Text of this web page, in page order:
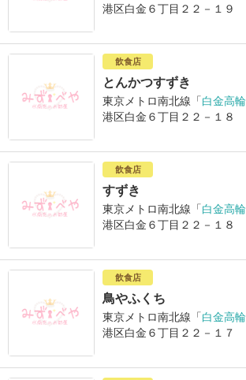
港区白金６丁目２２－１９
飲食店
とんかつすずき
東京メトロ南北線「白金高輪
港区白金６丁目２２－１８
飲食店
すずき
東京メトロ南北線「白金高輪
港区白金６丁目２２－１８
飲食店
鳥やふくち
東京メトロ南北線「白金高輪
港区白金６丁目２２－１７